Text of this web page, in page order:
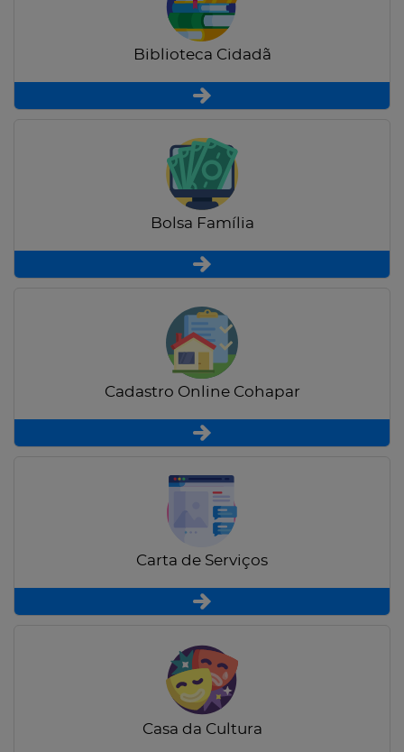
Biblioteca Cidadã
Bolsa Família
Cadastro Online Cohapar
Carta de Serviços
Casa da Cultura